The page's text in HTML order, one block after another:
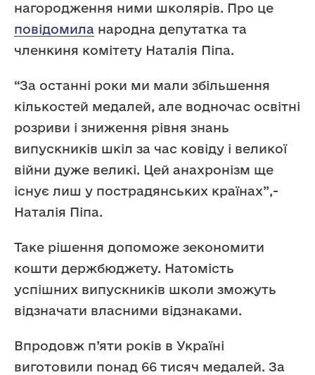
нагородження ними школярів. Про це
повідомила народна депутатка та
членкиня комітету Наталія Піпа.
“За останні роки ми мали збільшення
кількостей медалей, але водночас освітні
розриви і зниження рівня знань
випускників шкіл за час ковіду і великої
війни дуже великі. Цей анахронізм ще
існує лиш у пострадянських країнах”,-
Наталія Піпа.
Таке рішення допоможе зекономити
кошти держбюджету. Натомість
успішних випускників школи зможуть
відзначати власними відзнаками.
Впродовж п’яти років в Україні
виготовили понад 66 тисяч медалей. За